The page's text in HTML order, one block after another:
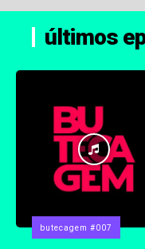
últimos
butecagem #007